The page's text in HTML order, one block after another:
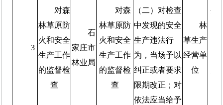
3
对森
林草原防
火和安全
生产工作
的监督检
查
石
家庄市
林业局
对森
林草原防
火和安全
生产工作
的监督检
查
（二）对检查
中发现的安全
生产违法行
为，当场予以
纠正或者要求
限期改正；对
依法应当给予
林
草生产
经营单
位
生